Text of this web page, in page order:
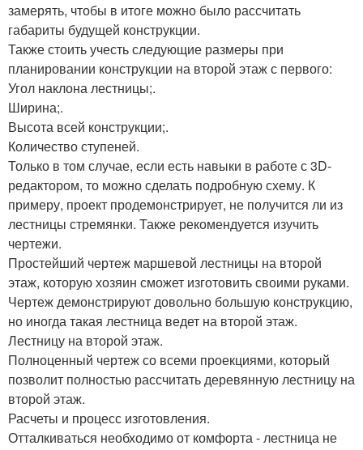
замерять, чтобы в итоге можно было рассчитать
габариты будущей конструкции.
Также стоить учесть следующие размеры при
планировании конструкции на второй этаж с первого:
Угол наклона лестницы;.
Ширина;.
Высота всей конструкции;.
Количество ступеней.
Только в том случае, если есть навыки в работе с 3D-
редактором, то можно сделать подробную схему. К
примеру, проект продемонстрирует, не получится ли из
лестницы стремянки. Также рекомендуется изучить
чертежи.
Простейший чертеж маршевой лестницы на второй
этаж, которую хозяин сможет изготовить своими руками.
Чертеж демонстрируют довольно большую конструкцию,
но иногда такая лестница ведет на второй этаж.
Лестницу на второй этаж.
Полноценный чертеж со всеми проекциями, который
позволит полностью рассчитать деревянную лестницу на
второй этаж.
Расчеты и процесс изготовления.
Отталкиваться необходимо от комфорта - лестница не